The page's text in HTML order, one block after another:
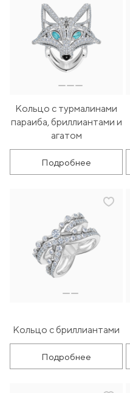
Кольцо с турмалинами
параиба, бриллиантами и
агатом
Подробнее
Кольцо с бриллиантами
Подробнее